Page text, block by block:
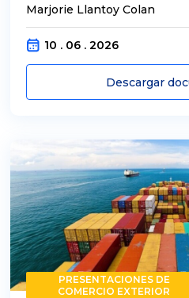
Marjorie Llantoy Colan
10 . 06 . 2026
Descargar
PRESENTACIONES DE
COMERCIO EXTERIOR